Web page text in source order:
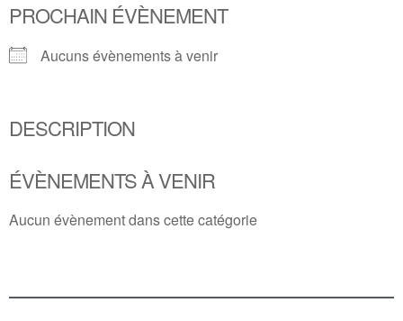
PROCHAIN ÉVÈNEMENT
Aucuns évènements à venir
DESCRIPTION
ÉVÈNEMENTS À VENIR
Aucun évènement dans cette catégorie